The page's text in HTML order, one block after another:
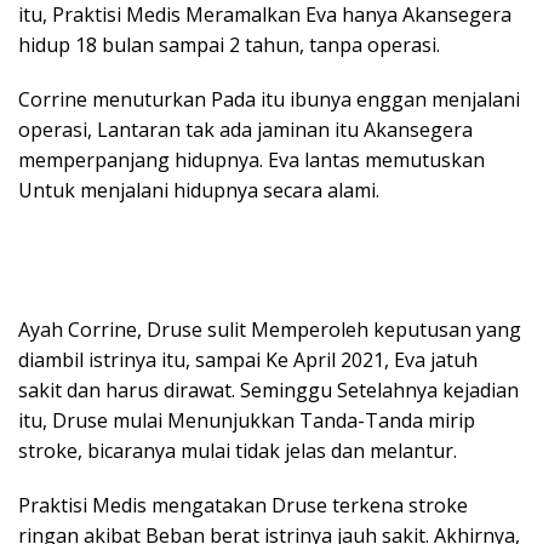
itu, Praktisi Medis Meramalkan Eva hanya Akansegera
hidup 18 bulan sampai 2 tahun, tanpa operasi.
Corrine menuturkan Pada itu ibunya enggan menjalani
operasi, Lantaran tak ada jaminan itu Akansegera
memperpanjang hidupnya. Eva lantas memutuskan
Untuk menjalani hidupnya secara alami.
Ayah Corrine, Druse sulit Memperoleh keputusan yang
diambil istrinya itu, sampai Ke April 2021, Eva jatuh
sakit dan harus dirawat. Seminggu Setelahnya kejadian
itu, Druse mulai Menunjukkan Tanda-Tanda mirip
stroke, bicaranya mulai tidak jelas dan melantur.
Praktisi Medis mengatakan Druse terkena stroke
ringan akibat Beban berat istrinya jauh sakit. Akhirnya,